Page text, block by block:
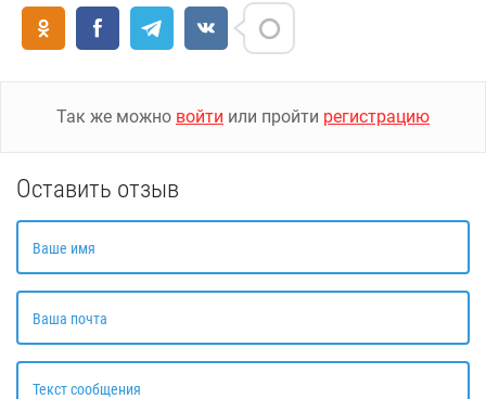
Так же можно войти или пройти регистрацию
Оставить отзыв
Ваше имя
Ваша почта
Текст сообщения